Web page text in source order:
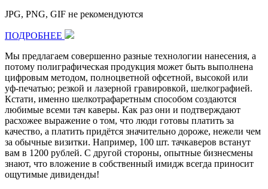
JPG, PNG, GIF не рекомендуются
ПОДРОБНЕЕ
Мы предлагаем совершенно разные технологии нанесения, а
потому полиграфическая продукция может быть выполнена
цифровым методом, полноцветной офсетной, высокой или
уф-печатью; резкой и лазерной гравировкой, шелкографией.
Кстати, именно шелкотрафаретным способом создаются
любимые всеми тач каверы. Как раз они и подтверждают
расхожее выражение о том, что люди готовы платить за
качество, а платить придётся значительно дороже, нежели чем
за обычные визитки. Например, 100 шт. тачкаверов встанут
вам в 1200 рублей. С другой стороны, опытные бизнесмены
знают, что вложение в собственный имидж всегда приносит
ощутимые дивиденды!